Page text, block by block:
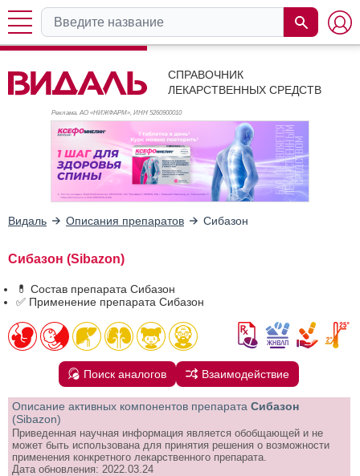
СПРАВОЧНИК
ЛЕКАРСТВЕННЫХ СРЕДСТВ
Реклама. АО «НИЖФАРМ», ИНН 5260900010
Видаль Описания препаратов Сибазон
Сибазон (Sibazon)
💊 Состав препарата Сибазон
✅ Применение препарата Сибазон
Поиск аналогов Взаимодействие
Описание активных компонентов препарата Сибазон
(Sibazon)
Приведенная научная информация является обобщающей и не
может быть использована для принятия решения о возможности
применения конкретного лекарственного препарата.
Дата обновления: 2022.03.24